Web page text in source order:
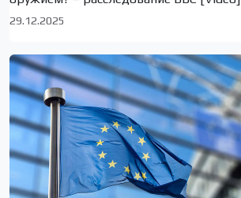
29.12.2025